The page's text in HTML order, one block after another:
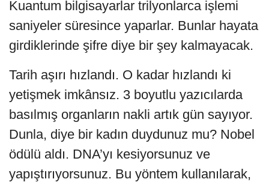
Kuantum bilgisayarlar trilyonlarca işlemi
saniyeler süresince yaparlar. Bunlar hayata
girdiklerinde şifre diye bir şey kalmayacak.
Tarih aşırı hızlandı. O kadar hızlandı ki
yetişmek imkânsız. 3 boyutlu yazıcılarda
basılmış organların nakli artık gün sayıyor.
Dunla, diye bir kadın duydunuz mu? Nobel
ödülü aldı. DNA’yı kesiyorsunuz ve
yapıştırıyorsunuz. Bu yöntem kullanılarak,